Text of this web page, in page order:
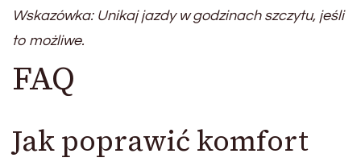
Wskazówka: Unikaj jazdy w godzinach szczytu, jeśli
to możliwe.
FAQ
Jak poprawić komfort